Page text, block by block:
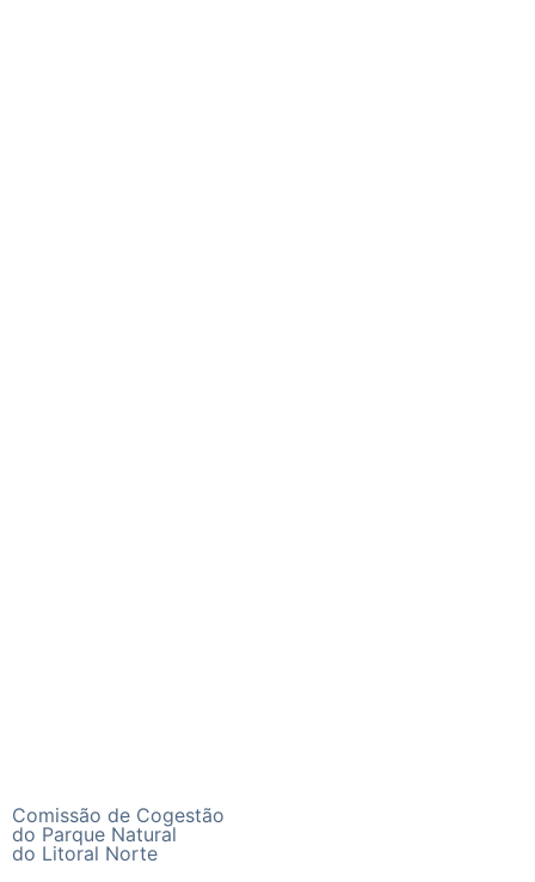
Comissão de Cogestão
do Parque Natural
do Litoral Norte